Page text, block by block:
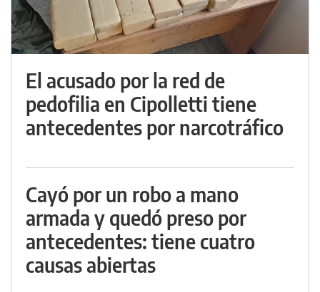
El acusado por la red de
pedofilia en Cipolletti tiene
antecedentes por narcotráfico
Cayó por un robo a mano
armada y quedó preso por
antecedentes: tiene cuatro
causas abiertas